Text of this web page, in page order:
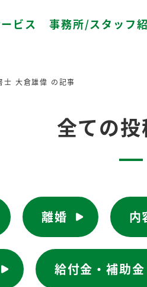
ビス 事務所/スタッフ
士 大倉雄偉 の記事
全ての
離婚 内
給付金・補助金